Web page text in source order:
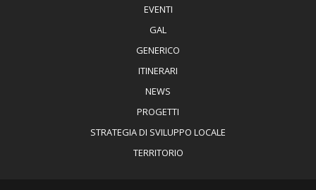
EVENTI
GAL
GENERICO
ITINERARI
NEWS
PROGETTI
STRATEGIA DI SVILUPPO LOCALE
TERRITORIO